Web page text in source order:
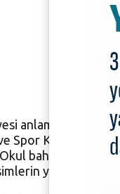
anlamlı bir
Spor Kulübü
Okul bahçesinde
yer aldığı